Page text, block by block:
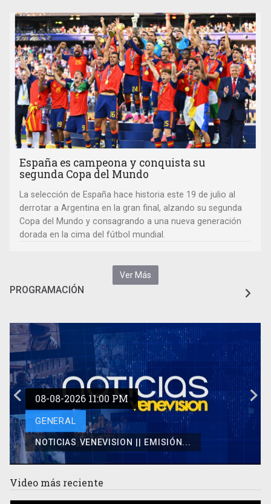
España es campeona y conquista su
segunda Copa del Mundo
La selección de España hace historia este 19 de julio al
derrotar a Argentina en la gran final, alzando su segunda
Copa del Mundo y consagrando a una nueva generación
dorada en la cima del fútbol mundial.
Ver Más
PROGRAMACIÓN
08-08-2026 11:00 PM
GENERAL
NOTICIAS VENEVISION || EMISIÓN...
Video más reciente